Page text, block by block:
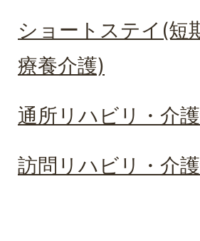
ショートステイ(短
療養介護)
通所リハビリ・介
訪問リハビリ・介